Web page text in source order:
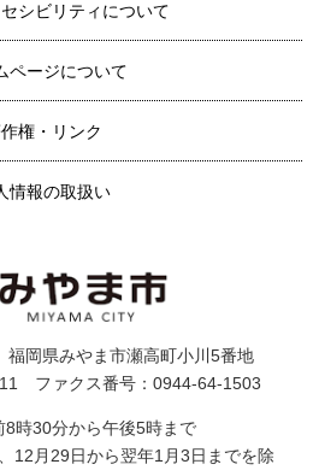
シビリティについて
ページについて
権・リンク
情報の取扱い
岡県みやま市瀬高町小川5番地
ファクス番号：0944-64-1503
8時30分から午後5時まで
12月29日から翌年1月3日までを除